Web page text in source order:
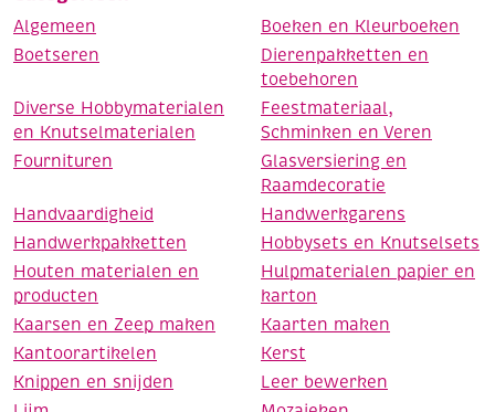
Algemeen
Boeken en Kleurboeken
Boetseren
Dierenpakketten en
toebehoren
Diverse Hobbymaterialen
en Knutselmaterialen
Feestmateriaal,
Schminken en Veren
Fournituren
Glasversiering en
Raamdecoratie
Handvaardigheid
Handwerkgarens
Handwerkpakketten
Hobbysets en Knutselsets
Houten materialen en
producten
Hulpmaterialen papier en
karton
Kaarsen en Zeep maken
Kaarten maken
Kantoorartikelen
Kerst
Knippen en snijden
Leer bewerken